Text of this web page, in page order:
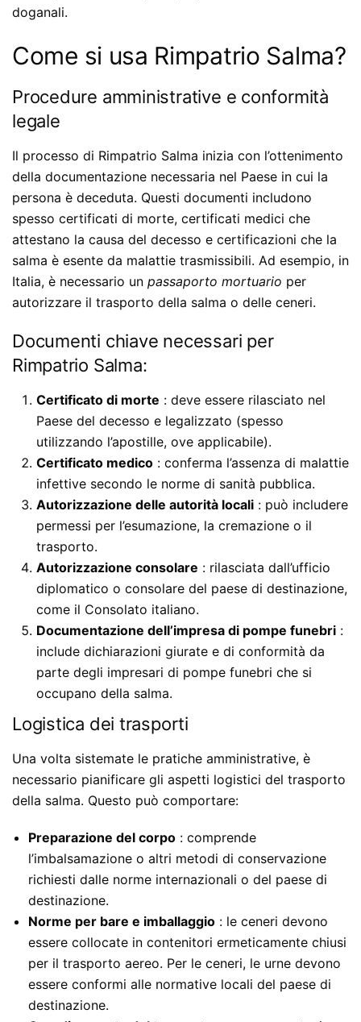
doganali.
Come si usa Rimpatrio Salma?
Procedure amministrative e conformità
legale
Il processo di Rimpatrio Salma inizia con l’ottenimento
della documentazione necessaria nel Paese in cui la
persona è deceduta. Questi documenti includono
spesso certificati di morte, certificati medici che
attestano la causa del decesso e certificazioni che la
salma è esente da malattie trasmissibili. Ad esempio, in
Italia, è necessario un passaporto mortuario per
autorizzare il trasporto della salma o delle ceneri.
Documenti chiave necessari per
Rimpatrio Salma:
Certificato di morte : deve essere rilasciato nel
Paese del decesso e legalizzato (spesso
utilizzando l’apostille, ove applicabile).
Certificato medico : conferma l’assenza di malattie
infettive secondo le norme di sanità pubblica.
Autorizzazione delle autorità locali : può includere
permessi per l’esumazione, la cremazione o il
trasporto.
Autorizzazione consolare : rilasciata dall’ufficio
diplomatico o consolare del paese di destinazione,
come il Consolato italiano.
Documentazione dell’impresa di pompe funebri :
include dichiarazioni giurate e di conformità da
parte degli impresari di pompe funebri che si
occupano della salma.
Logistica dei trasporti
Una volta sistemate le pratiche amministrative, è
necessario pianificare gli aspetti logistici del trasporto
della salma. Questo può comportare:
Preparazione del corpo : comprende
l’imbalsamazione o altri metodi di conservazione
richiesti dalle norme internazionali o del paese di
destinazione.
Norme per bare e imballaggio : le ceneri devono
essere collocate in contenitori ermeticamente chiusi
per il trasporto aereo. Per le ceneri, le urne devono
essere conformi alle normative locali del paese di
destinazione.